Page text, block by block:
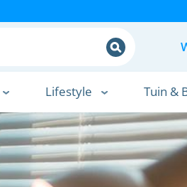
Lifestyle Tuin &